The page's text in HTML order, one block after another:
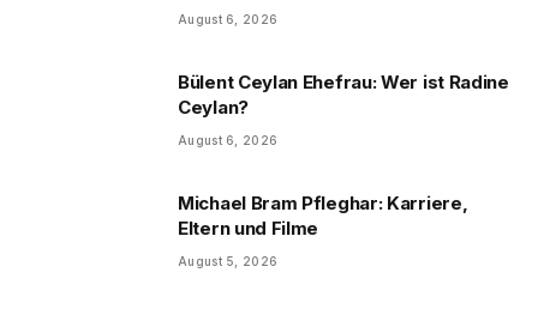
August 6, 2026
Bülent Ceylan Ehefrau: Wer ist Radine
Ceylan?
August 6, 2026
Michael Bram Pfleghar: Karriere,
Eltern und Filme
August 5, 2026